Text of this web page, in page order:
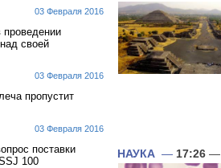
03 Февраля 2016
проведении
своей
03 Февраля 2016
пропустит
03 Февраля 2016
поставки
100
НАУКА — 17:26 —